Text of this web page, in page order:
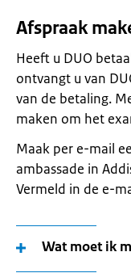
Afspraak
Heeft u DUO
ontvangt u van
van de betaling.
maken om het
Maak per e-mail
ambassade in
Vermeld in de e-
Wat moet ik